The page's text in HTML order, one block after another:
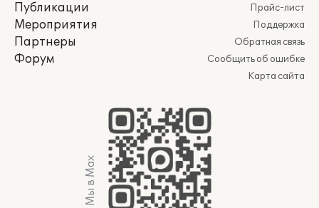
Публикации
Мероприятия
Партнеры
Форум
Прайс-лист
Поддержка
Обратная связь
Сообщить об ошибке
Карта сайта
Мы в Max